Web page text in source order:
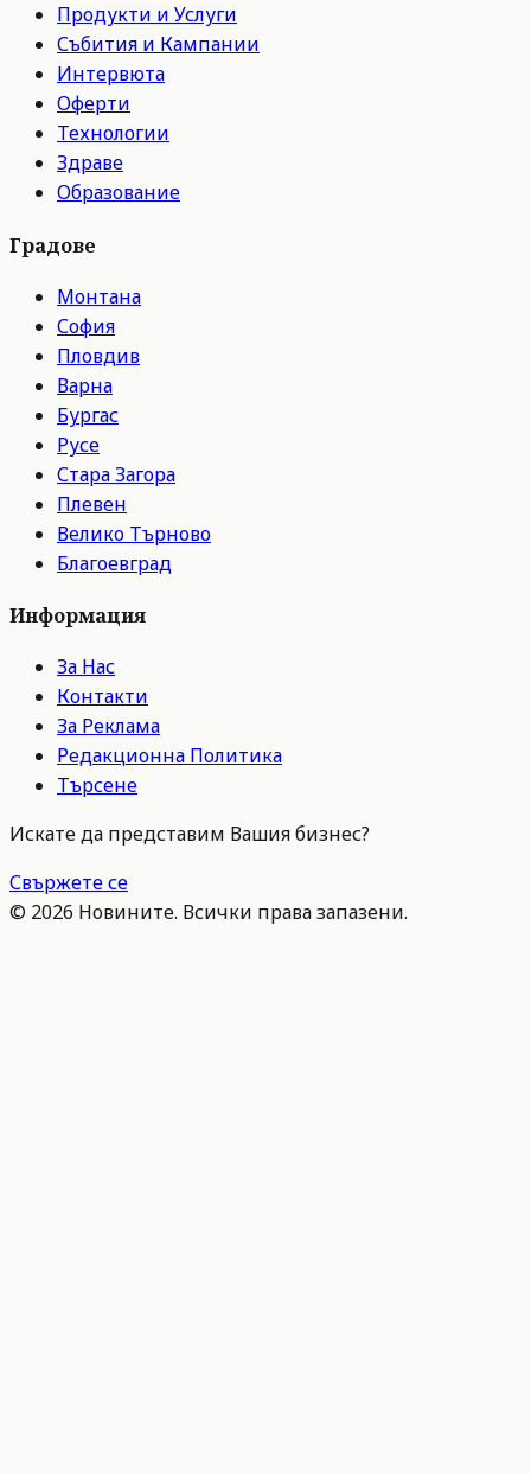
Продукти и Услуги
Събития и Кампании
Интервюта
Оферти
Технологии
Здраве
Образование
Градове
Монтана
София
Пловдив
Варна
Бургас
Русе
Стара Загора
Плевен
Велико Търново
Благоевград
Информация
За Нас
Контакти
За Реклама
Редакционна Политика
Търсене
Искате да представим Вашия бизнес?
Свържете се
© 2026 Новините. Всички права запазени.